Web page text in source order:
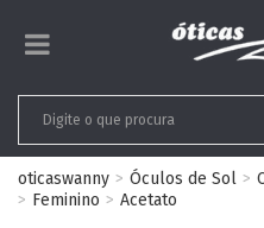
oticaswanny Óculos de Sol
Feminino
Acetato